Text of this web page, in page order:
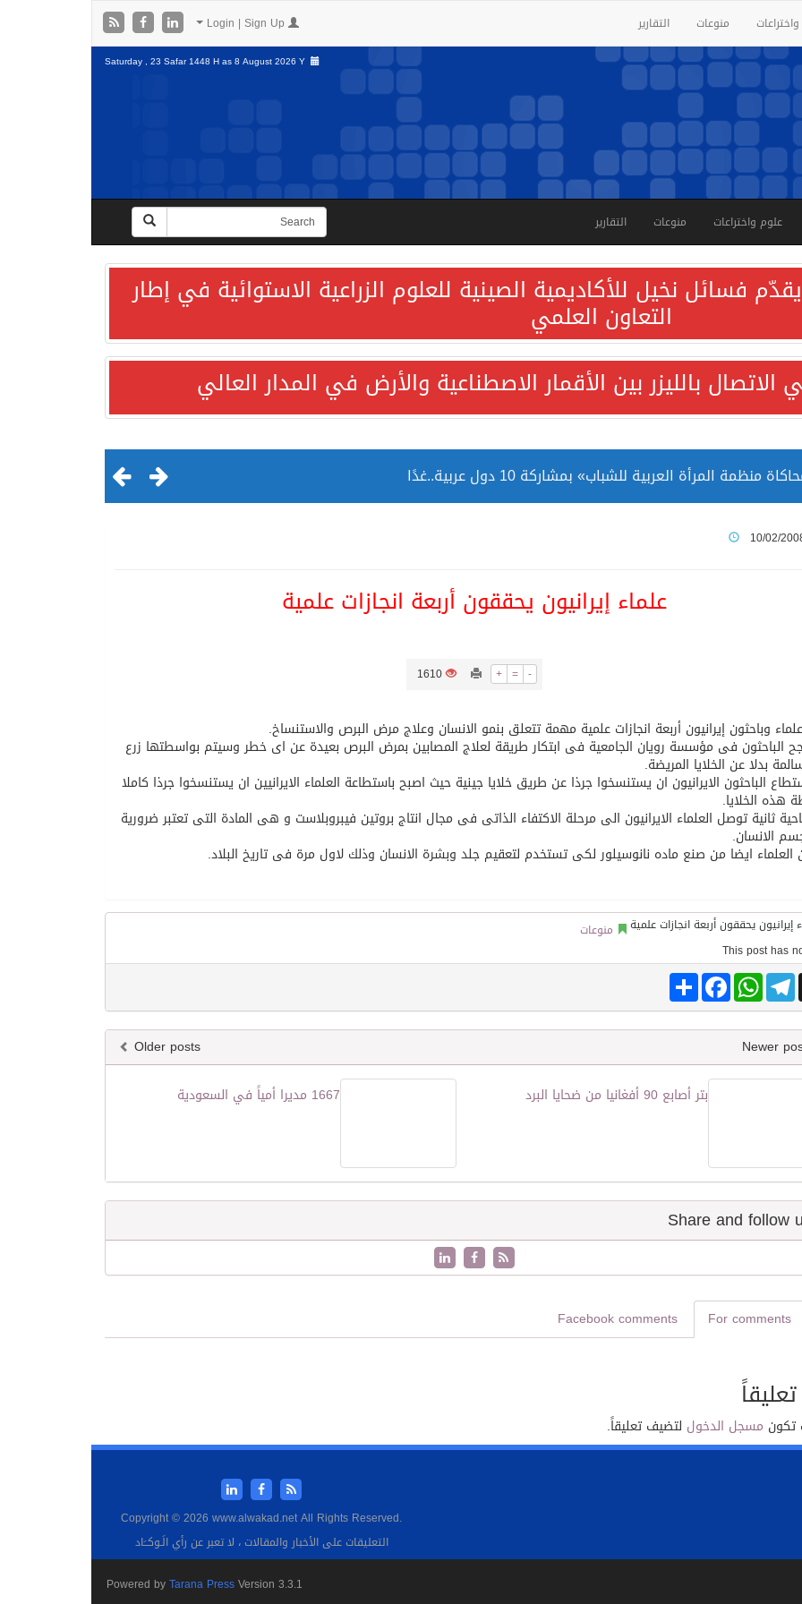
منوعات التقارير
Saturday , 23 Safar 1448 H as8 August 2026 Y
علوم واختراعات منوعات التقارير
فسائل نخيل للأكاديمية الصينية للعلوم الزراعية الاستوائية في إطار
التعاون العلمي
بالليزر بين الأقمار الاصطناعية والأرض في المدار العالي
المرأة العربية للشباب» بمشاركة 10 دول عربية..غدًا
بصورة أكثر إيجابية من الولايات المتحدة
ضمن قائمة التراث العالمي
الحرمين الشريفين توثق أسماء الخلفاء الراشدين وتعود إلى القرن الثالث عشر الهجري
اتفاقية تطوير مصانع جاهزة ومتخصصة في مجال الطاقة
10/02/
علماء إيرانيون يحققون أربعة انجازات علمية
+ = -
1610
وباحثون إيرانيون أربعة انجازات علمية مهمة تتعلق بنمو الانسان وعلاج مرض البرص والاستنساخ.
الباحثون فى مؤسسة رويان الجامعية فى ابتكار طريقة لعلاج المصابين بمرض البرص بعيدة عن اى خطر وسيتم بواسطتها زرع
بدلا عن الخلايا المريضة.
الباحثون الايرانيون ان يستنسخوا جرذا عن طريق خلايا جينية حيث اصبح باستطاعة العلماء الايرانيين ان يستنسخوا جرذا كاملا
هذه الخلايا.
ثانية توصل العلماء الايرانيون الى مرحلة الاكتفاء الذاتى فى مجال انتاج بروتين فيبروبلاست و هى المادة التى تعتبر ضرورية
الانسان.
ايضا من صنع ماده نانوسيلور لكى تستخدم لتعقيم جلد وبشرة الانسان وذلك لاول مرة فى تاريخ البلاد.
منوعات
Share
FacebookWhatsAppTelegram
Older posts
1667 مديرا أمياً في السعودية
بتر أصابع 90 أفغانيا من ضحايا البرد
For comments
Facebook comments
تكون مسجل الدخول لتضيف تعليقاً.
Copyright © 2026 www.alwakad.net All Rights Reserved.
التعليقات على الأخبار والمقالات ، لا تعبر عن رأي الَـوكــَاد
Powered byTarana PressVersion 3.3.1